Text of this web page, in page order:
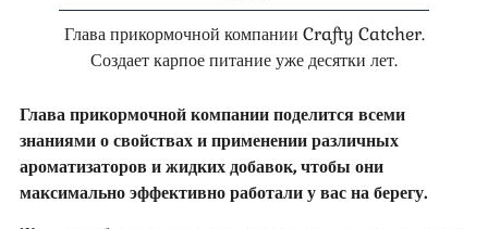
Глава прикормочной компании Crafty Catcher.
Создает карпое питание уже десятки лет.
Глава прикормочной компании поделится всеми
знаниями о свойствах и применении различных
ароматизаторов и жидких добавок, чтобы они
максимально эффективно работали у вас на берегу.